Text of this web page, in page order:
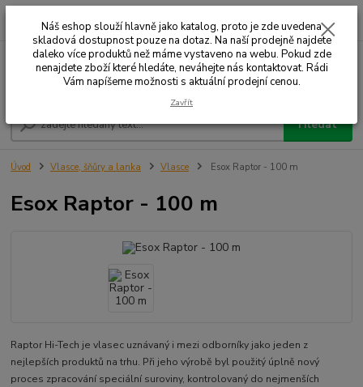
Menu
Hledat
+420 732 707 573 za
Úvod Vlasce, šňůry a lanka Vlasce Esox Raptor - 100 m
Esox Raptor - 100 m
Raptor Hi-Tech je vlasec uznávaný i mezi odborníky jako jeden z
nejlepších produktů na trhu. Při jeho výrobě byl použitý úplně nový
proces zpracování speciální suroviny, kontrolovaný do nejmenších
Náš eshop slouží hlavně jako katalog, proto je zde uvedena
skladová dostupnost pouze na dotaz. Na naší prodejně najdete
daleko více produktů než máme vystaveno na webu. Pokud zde
nenajdete zboží které hledáte, neváhejte nás kontaktovat. Rádi
Vám napíšeme možnosti s aktuální prodejní cenou.
Zavřít